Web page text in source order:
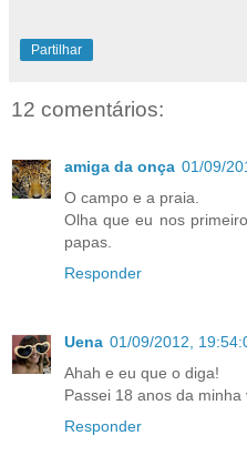
Partilhar
12 comentários:
amiga da onça 01/09/
O campo e a praia.
Olha que eu nos
papas.
Responder
Uena 01/09/2012,
Ahah e eu que o diga!
Passei 18 anos da minha
Responder